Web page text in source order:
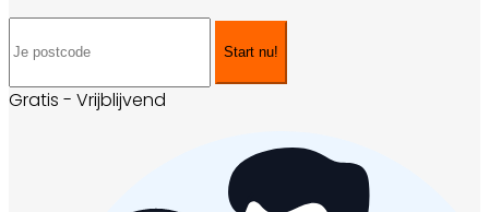
Start nu!
Gratis - Vrijblijvend